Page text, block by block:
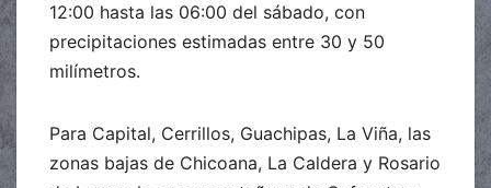
12:00 hasta las 06:00 del sábado, con
precipitaciones estimadas entre 30 y 50
milímetros.
Para Capital, Cerrillos, Guachipas, La Viña, las
zonas bajas de Chicoana, La Caldera y Rosario